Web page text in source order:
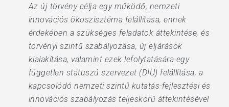
Az új törvény célja egy működő, nemzeti
innovációs ökoszisztéma felállítása, ennek
érdekében a szükséges feladatok áttekintése, és
törvényi szintű szabályozása, új eljárások
kialakítása, valamint ezek lefolytatására egy
független státuszú szervezet (DIÜ) felállítása, a
kapcsolódó nemzeti szintű kutatás-fejlesztési és
innovációs szabályozás teljeskörű áttekintésével